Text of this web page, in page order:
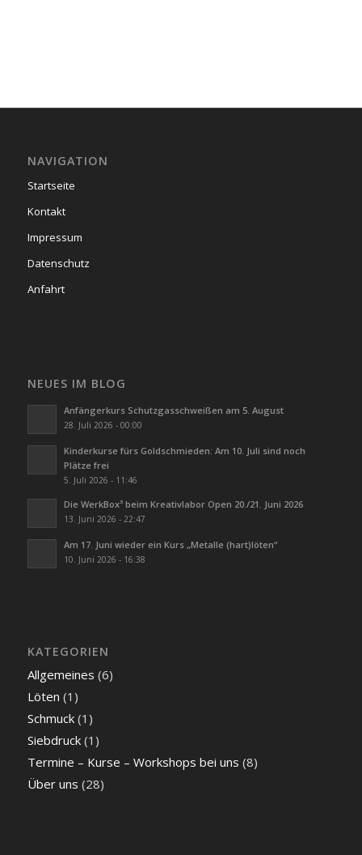
NAVIGATION
Startseite
Kontakt
Impressum
Datenschutz
Anfahrt
NEUES IM BLOG
Anfängerkurs Schutzgasschweißen am 5. August
28. Juli 2026 - 00:00
Kinderkurse fürs Goldschmieden: Am 10. Juli sind noch
Plätze frei
5. Juli 2026 - 11:46
Die WerkBox³ beim Kreativlabor Open 20./21. Juni 2026
13. Juni 2026 - 22:47
Am 17. Juni wieder ein Kurs „Metalle (hart)löten“
10. Juni 2026 - 16:38
KATEGORIEN
Allgemeines (6)
Löten (1)
Schmuck(1)
Siebdruck(1)
Termine – Kurse – Workshops bei uns (8)
Über uns (28)